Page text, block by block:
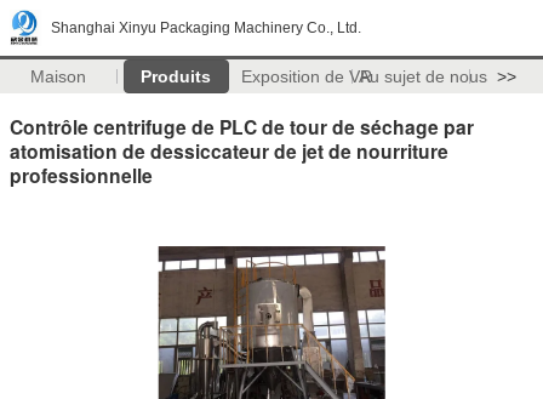
Shanghai Xinyu Packaging Machinery Co., Ltd.
Maison Produits Exposition de VRAu sujet de nous >>
Contrôle centrifuge de PLC de tour de séchage par
atomisation de dessiccateur de jet de nourriture
professionnelle